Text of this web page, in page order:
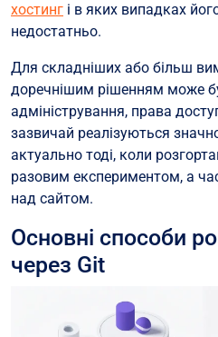
хостинг і в яких випадках
недостатньо.
Для складніших або більш
доречнішим рішенням може
адміністрування, права
зазвичай реалізуються
актуально тоді, коли
разовим експериментом, а
над сайтом.
Основні способи
через Git